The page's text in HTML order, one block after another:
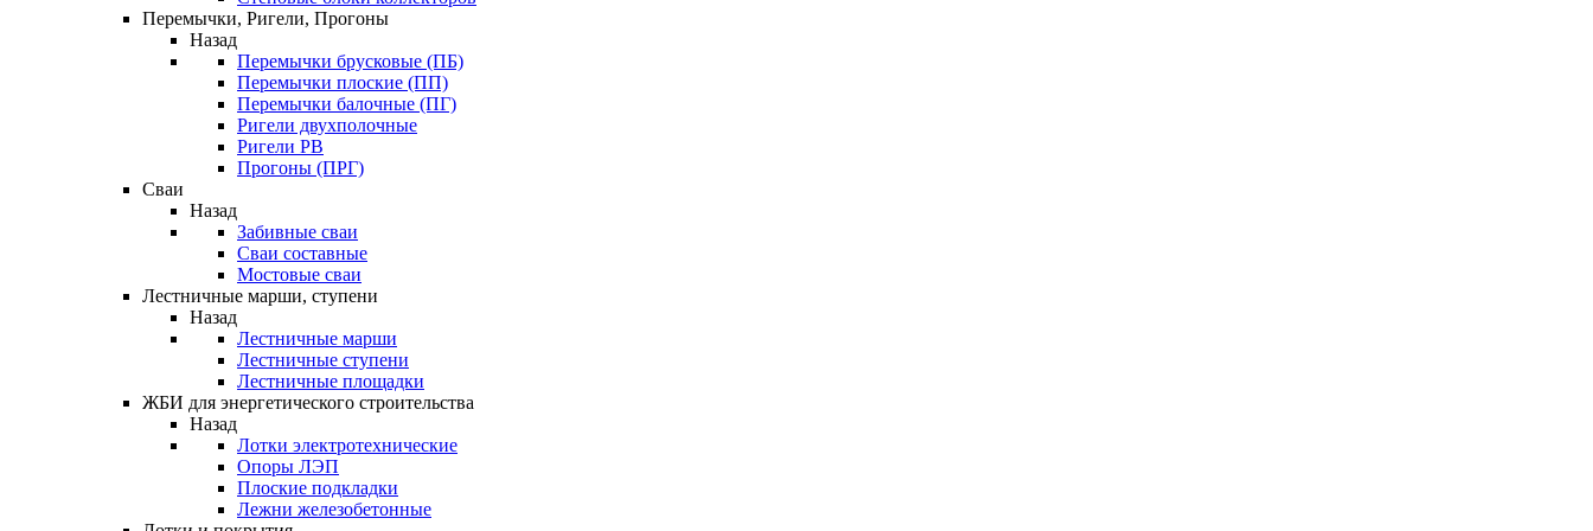
Перемычки, Ригели, Прогоны
Назад
Перемычки брусковые (ПБ)
Перемычки плоские (ПП)
Перемычки балочные (ПГ)
Ригели двухполочные
Ригели РВ
Прогоны (ПРГ)
Сваи
Назад
Забивные сваи
Сваи составные
Мостовые сваи
Лестничные марши, ступени
Назад
Лестничные марши
Лестничные ступени
Лестничные площадки
ЖБИ для энергетического строительства
Назад
Лотки электротехнические
Опоры ЛЭП
Плоские подкладки
Лежни железобетонные